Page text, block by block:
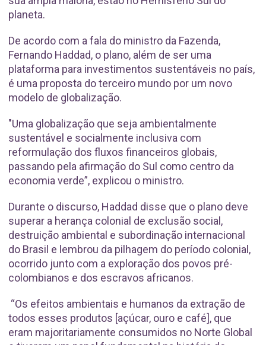
planeta.
De acordo com a fala do ministro da Fazenda,
Fernando Haddad, o plano, além de ser uma
plataforma para investimentos sustentáveis no país,
é uma proposta do terceiro mundo por um novo
modelo de globalização.
"Uma globalização que seja ambientalmente
sustentável e socialmente inclusiva com
reformulação dos fluxos financeiros globais,
passando pela afirmação do Sul como centro da
economia verde”, explicou o ministro.
Durante o discurso, Haddad disse que o plano deve
superar a herança colonial de exclusão social,
destruição ambiental e subordinação internacional
do Brasil e lembrou da pilhagem do período colonial,
ocorrido junto com a exploração dos povos pré-
colombianos e dos escravos africanos.
“Os efeitos ambientais e humanos da extração de
todos esses produtos [açúcar, ouro e café], que
eram majoritariamente consumidos no Norte Global